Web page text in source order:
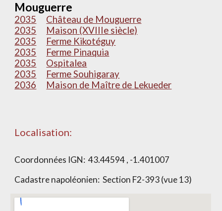
Mouguerre
2035
Château de Mouguerre
2035
Maison (XVIIIe siècle)
2035
Ferme Kikotéguy
2035
Ferme Pinaquia
2035
Ospitalea
2035
Ferme Souhigaray
2036
Maison de Maître de Lekueder
Localisation:
Coordonnées IGN:43.44594 , -1.401007
Cadastre napoléonien: Section F2-393 (vue 13)